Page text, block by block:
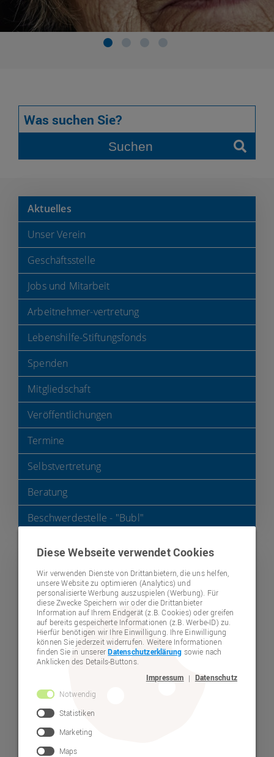
Suchen
Aktuelles
Unser Verein
Geschäftsstelle
Jobs und Mitarbeit
Arbeitnehmer-vertretung
Lebenshilfe-Stiftungsfonds
Spenden
Mitgliedschaft
Veröffentlichungen
Termine
Selbstvertretung
Beratung
Beschwerdestelle - "Bubl"
Europäischer
Protesttag in
Erlangen
Diese Webseite verwendet Cookies
Wir verwenden Dienste von Drittanbietern, die uns helfen,
unsere Website zu optimieren (Analytics) und
personalisierte Werbung auszuspielen (Werbung). Für
diese Zwecke Speichern wir oder die Drittanbieter
Information auf Ihrem Endgerät (z.B. Cookies) oder greifen
auf bereits gespeicherte Informationen (z.B. Werbe-ID) zu.
Hierfür benötigen wir Ihre Einwilligung. Ihre Einwilligung
können Sie jederzeit widerrufen. Weitere Informationen
finden Sie in unsererDatenschutzerklärung sowie nach
Anklicken des Details-Buttons.
Impressum | Datenschutz
Notwendig
Statistiken
Marketing
Maps